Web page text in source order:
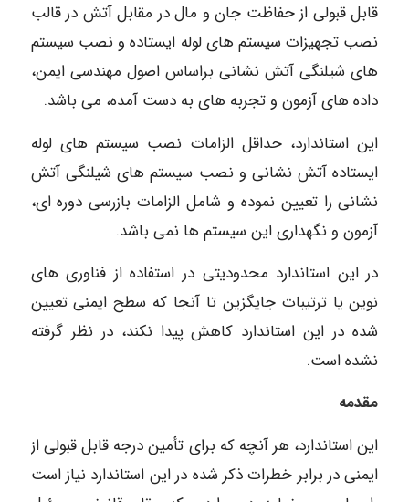
قابل قبولی از حفاظت جان و مال در مقابل آتش در قالب
نصب تجهیزات سیستم های لوله ایستاده و نصب سیستم
های شیلنگی آتش نشانی براساس اصول مهندسی ایمن،
داده های آزمون و تجربه های به دست آمده، می باشد.
این استاندارد، حداقل الزامات نصب سیستم های لوله
ایستاده آتش نشانی و نصب سیستم های شیلنگی آتش
نشانی را تعیین نموده و شامل الزامات بازرسی دوره ای،
آزمون و نگهداری این سیستم ها نمی باشد.
در این استاندارد محدودیتی در استفاده از فناوری های
نوین یا ترتیبات جایگزین تا آنجا که سطح ایمنی تعیین
شده در این استاندارد کاهش پیدا نکند، در نظر گرفته
نشده است.
مقدمه
این استاندارد، هر آنچه که برای تأمین درجه قابل قبولی از
ایمنی در برابر خطرات ذکر شده در این استاندارد نیاز است